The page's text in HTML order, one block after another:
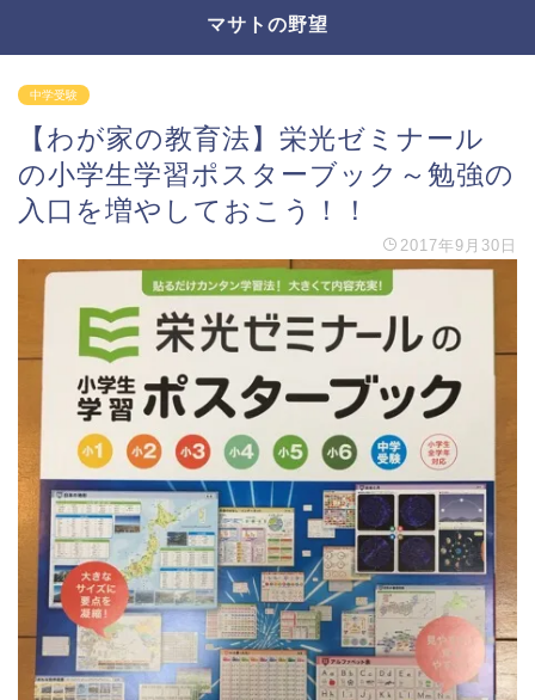
マサトの野望
中学受験
【わが家の教育法】栄光ゼミナール
の小学生学習ポスターブック～勉強の
入口を増やしておこう！！
2017年9月30日